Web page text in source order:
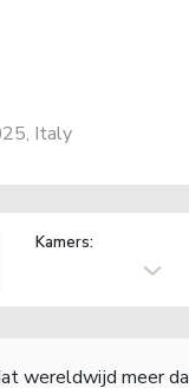
Italy
Kamers:
wereldwijd meer